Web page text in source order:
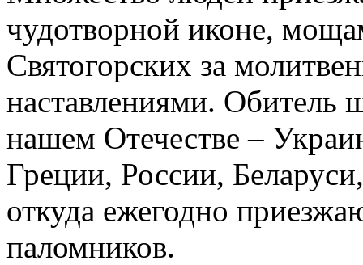
чудотворной иконе,
Святогорских за
наставлениями. Обитель
нашем Отечестве –
Греции, России,
откуда ежегодно
паломников.